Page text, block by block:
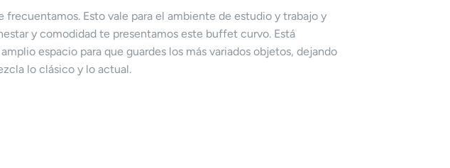
Esto vale para el ambiente de estudio y trabajo y
y comodidad te presentamos este buffet curvo. Está
espacio para que guardes los más variados objetos, dejando
lo clásico y lo actual.